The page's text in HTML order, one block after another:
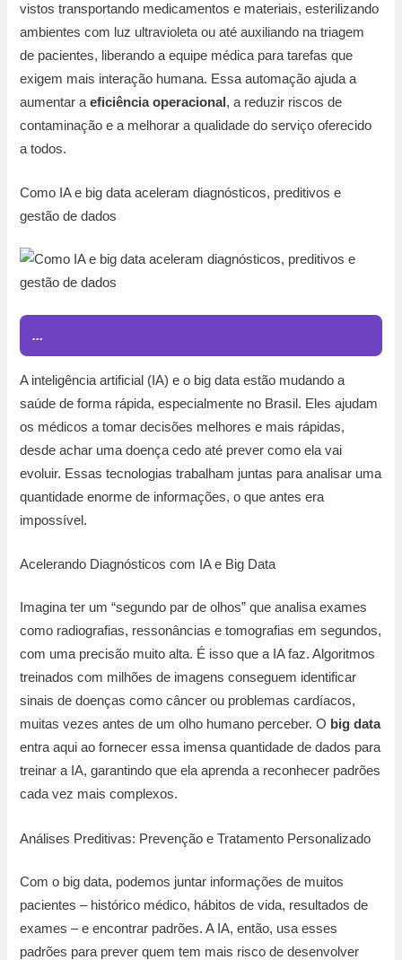
vistos transportando medicamentos e materiais, esterilizando
ambientes com luz ultravioleta ou até auxiliando na triagem
de pacientes, liberando a equipe médica para tarefas que
exigem mais interação humana. Essa automação ajuda a
aumentar aeficiência operacional, a reduzir riscos de
contaminação e a melhorar a qualidade do serviço oferecido
a todos.
Como IA e big data aceleram diagnósticos, preditivos e
gestão de dados
...
A inteligência artificial (IA) e o big data estão mudando a
saúde de forma rápida, especialmente no Brasil. Eles ajudam
os médicos a tomar decisões melhores e mais rápidas,
desde achar uma doença cedo até prever como ela vai
evoluir. Essas tecnologias trabalham juntas para analisar uma
quantidade enorme de informações, o que antes era
impossível.
Acelerando Diagnósticos com IA e Big Data
Imagina ter um “segundo par de olhos” que analisa exames
como radiografias, ressonâncias e tomografias em segundos,
com uma precisão muito alta. É isso que a IA faz. Algoritmos
treinados com milhões de imagens conseguem identificar
sinais de doenças como câncer ou problemas cardíacos,
muitas vezes antes de um olho humano perceber. O big data
entra aqui ao fornecer essa imensa quantidade de dados para
treinar a IA, garantindo que ela aprenda a reconhecer padrões
cada vez mais complexos.
Análises Preditivas: Prevenção e Tratamento Personalizado
Com o big data, podemos juntar informações de muitos
pacientes – histórico médico, hábitos de vida, resultados de
exames – e encontrar padrões. A IA, então, usa esses
padrões para prever quem tem mais risco de desenvolver